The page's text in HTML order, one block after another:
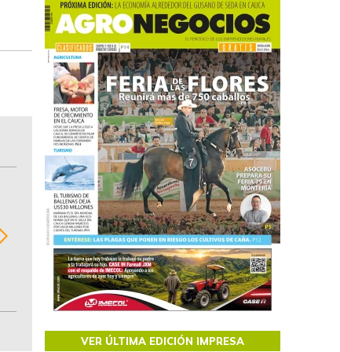
02
BITÁCORA EMPRESARIAL 10.000 LR
Recopilación clasificada por sectores
regiones del comportamiento general y
de las 10.000 primeras empresas en ventas
Colombia.
VER ÚLTIMA EDICIÓN IMPRESA